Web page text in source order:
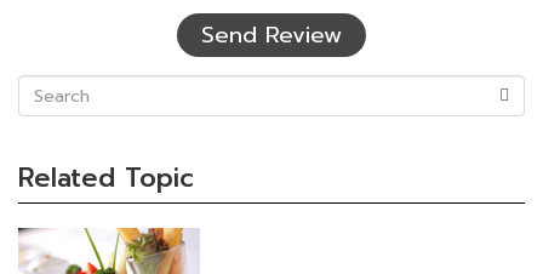
Send Review
Related Topic